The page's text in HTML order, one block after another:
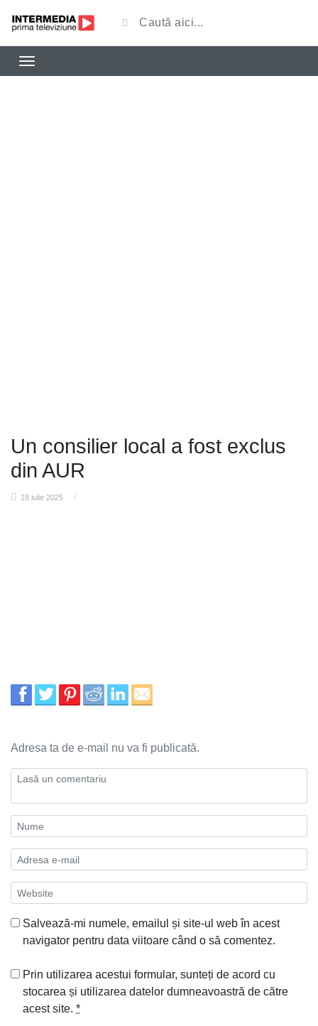
Un consilier local a fost exclus
din AUR
18 iulie 2025 /
Adresa ta de e-mail nu va fi publicată.
Salvează-mi numele, emailul și site-ul web în acest
navigator pentru data viitoare când o să comentez.
Prin utilizarea acestui formular, sunteți de acord cu
stocarea și utilizarea datelor dumneavoastră de către
acest site. *